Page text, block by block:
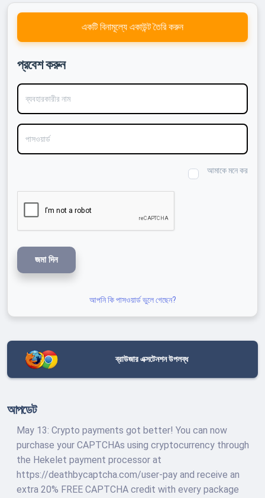
একটি বিনামূল্যে একাউন্ট তৈরি করুন
প্রবেশ করুন
ব্যবহারকারীর নাম
পাসওয়ার্ড
আমাকে মনে কর
জমা দিন
আপনি কি পাসওয়ার্ড ভুলে গেছেন?
ব্রাউজার এক্সটেনশন উপলব্ধ
আপডেট
May 13: Crypto payments got better! You can now
purchase your CAPTCHAs using cryptocurrency through
the Hekelet payment processor at
https://deathbycaptcha.com/user-pay and receive an
extra 20% FREE CAPTCHA credit with every package